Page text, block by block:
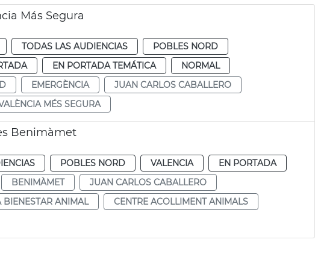
Más Segura
TODAS LAS AUDIENCIAS
POBLES NORD
EN PORTADA TEMÁTICA
NORMAL
EMERGÈNCIA
JUAN CARLOS CABALLERO
MÉS SEGURA
Benimàmet
POBLES NORD VALENCIA
EN PORTADA
BENIMÀMET
JUAN CARLOS CABALLERO
BIENESTAR ANIMAL
CENTRE ACOLLIMENT ANIMALS